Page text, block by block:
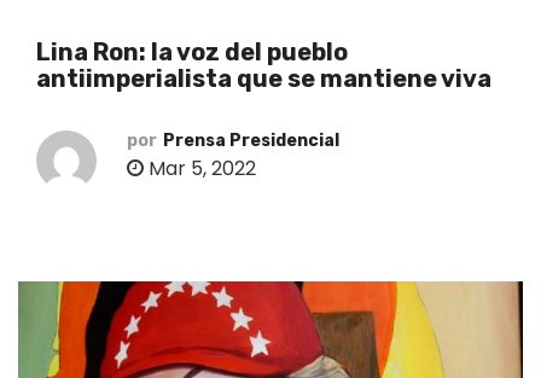
Lina Ron: la voz del pueblo
antiimperialista que se mantiene viva
por Prensa Presidencial
Mar 5, 2022